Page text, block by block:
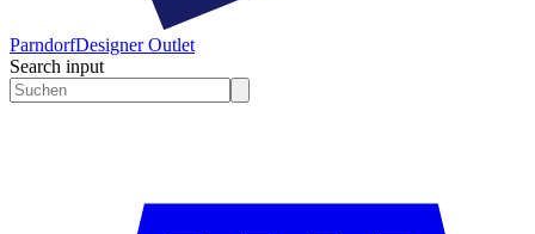
ParndorfDesigner Outlet
Search input